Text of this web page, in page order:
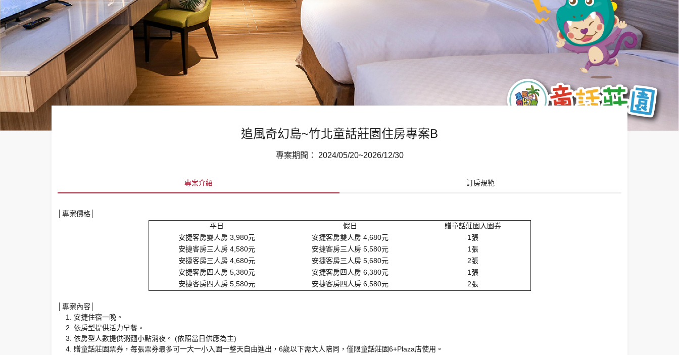
追風奇幻島~竹北童話莊園住房專案B
專案期間： 2024/05/20~2026/12/30
專案介紹 訂房規範
│專案價格│
平日
假日
贈童話莊園入園券
安捷客房雙人房 3,980元
安捷客房雙人房 4,680元
1張
安捷客房三人房 4,580元
安捷客房三人房 5,580元
1張
安捷客房三人房 4,680元
安捷客房三人房 5,680元
2張
安捷客房四人房 5,380元
安捷客房四人房 6,380元
1張
安捷客房四人房 5,580元
安捷客房四人房 6,580元 2張
│專案內容│
安捷住宿一晚。
依房型提供活力早餐。
依房型人數提供粥麵小點消夜。 (依照當日供應為主)
贈童話莊園票券，每張票券最多可一大一小入園一整天自由進出，6歲以下需大人陪同，僅限童話莊園6+Plaza店使用。